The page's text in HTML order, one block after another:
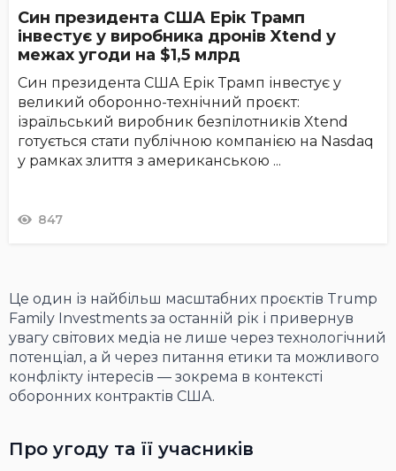
Син президента США Ерік Трамп
інвестує у виробника дронів Xtend у
межах угоди на $1,5 млрд
Син президента США Ерік Трамп інвестує у
великий оборонно-технічний проєкт:
ізраїльський виробник безпілотників Xtend
готується стати публічною компанією на Nasdaq
у рамках злиття з американською ...
847
Це один із найбільш масштабних проєктів Trump
Family Investments за останній рік і привернув
увагу світових медіа не лише через технологічний
потенціал, а й через питання етики та можливого
конфлікту інтересів — зокрема в контексті
оборонних контрактів США.
Про угоду та її учасників